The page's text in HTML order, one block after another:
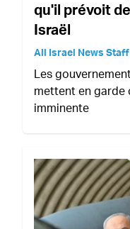
qu'il prévoit
Israël
All Israel News Staff
Les
mettent en garde
imminente